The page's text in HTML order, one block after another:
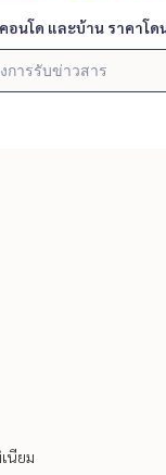
อนโด และบ้าน ราคาโด
นียม